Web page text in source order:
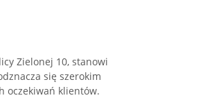
Zielonej 10, stanowi
się szerokim
oczekiwań klientów.